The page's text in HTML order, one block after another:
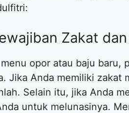
Zakat
opor atau baju
Jika Anda memiliki zakat
Selain itu, jika Anda
untuk melunasinya.